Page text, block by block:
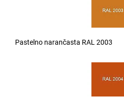
Pastelno narančasta RAL 2003